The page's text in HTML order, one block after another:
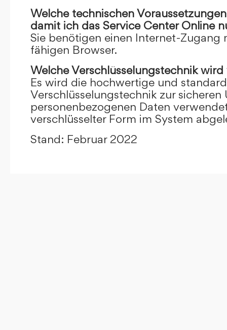
Welche technischen
damit ich das Service Center Online
Sie benötigen einen Internet-Zugang
fähigen Browser.
Welche Verschlüsselungstechnik
Es wird die hochwertige und
Verschlüsselungstechnik zur
personenbezogenen Daten
verschlüsselter Form im System
Stand: Februar 2022